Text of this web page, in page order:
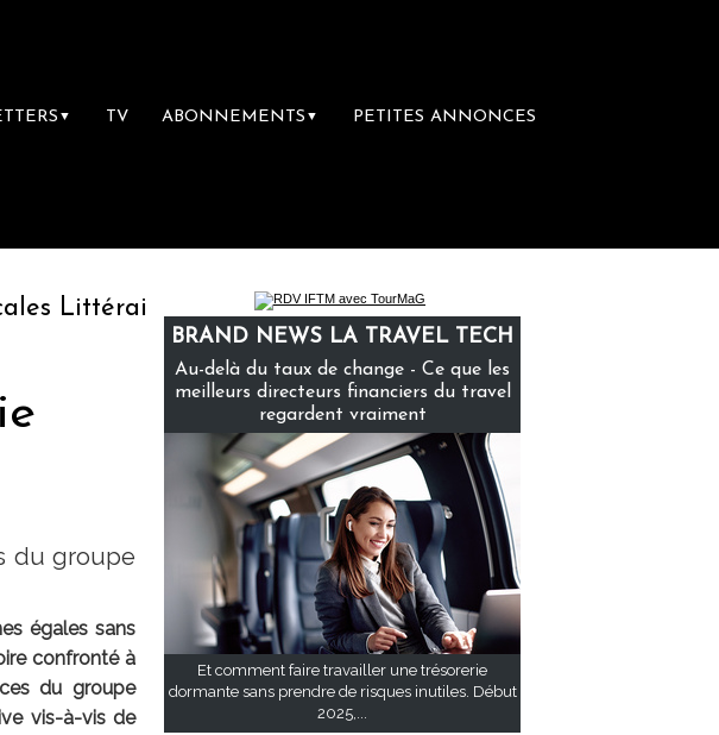
▼ TV ABONNEMENTS ▼ PETITES ANNONCES
la première librairie du voyage
du groupe
égales sans
confronté à
du groupe
vis-à-vis de
BRAND NEWS LA TRAVEL TECH
Au-delà du taux de change - Ce que les
meilleurs directeurs financiers du travel
regardent vraiment
Et comment faire travailler une trésorerie
dormante sans prendre de risques inutiles. Début
2025,...